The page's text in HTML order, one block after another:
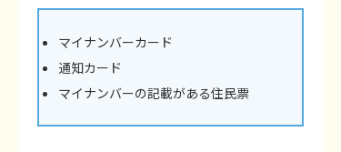
マイナンバーカード
通知カード
マイナンバーの記載がある住民票